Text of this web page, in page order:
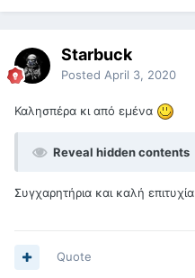
Starbuck
Posted April 3, 2020
Καλησπέρα κι από εμένα
Reveal hidden contents
Συγχαρητήρια και καλή επιτυχία
Quote